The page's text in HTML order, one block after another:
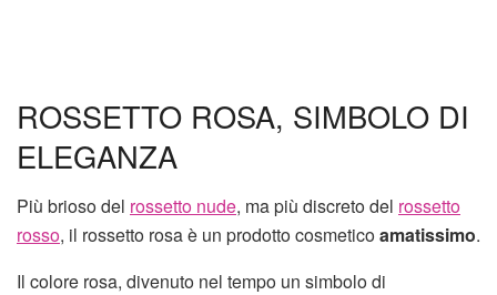
ROSSETTO ROSA, SIMBOLO DI
ELEGANZA
Più brioso del rossetto nude, ma più discreto del rossetto
rosso, il rossetto rosa è un prodotto cosmeticoamatissimo.
Il colore rosa, divenuto nel tempo un simbolo di